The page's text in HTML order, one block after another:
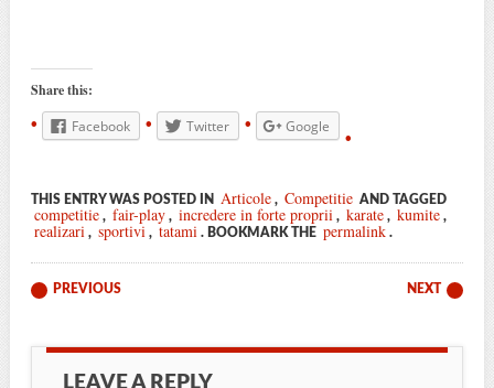
Share this:
Facebook
Twitter Google
THIS ENTRY WAS POSTED IN Articole , Competitie AND TAGGED
competitie , fair-play , incredere in forte proprii , karate , kumite ,
realizari , sportivi , tatami . BOOKMARK THE permalink .
Post navigation
PREVIOUS NEXT
LEAVE A REPLY